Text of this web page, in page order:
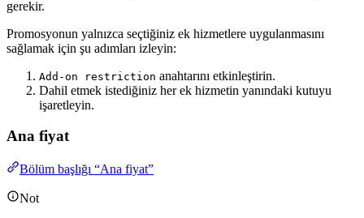
gerekir.
Promosyonun yalnızca seçtiğiniz ek hizmetlere uygulanmasını
sağlamak için şu adımları izleyin:
Add-on restriction anahtarını etkinleştirin.
Dahil etmek istediğiniz her ek hizmetin yanındaki kutuyu
işaretleyin.
Ana fiyat
Bölüm başlığı “Ana fiyat”
Not